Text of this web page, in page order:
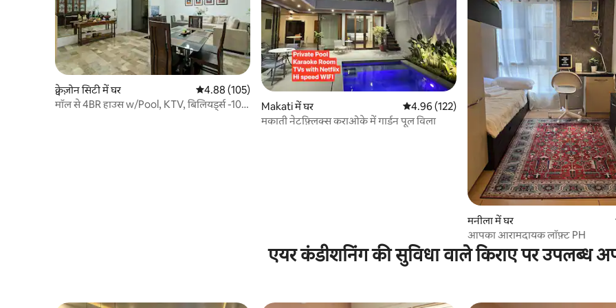
क्वेज़ोन सिटी में घर औसत रेटिंग 5 में से 4.88, 105 समीक्षाएँ
4.88 (105)
मॉल से 4BR हाउस w/Pool, KTV, बिलियर्ड्स -10
Makati में घर औसत रेटिंग 5 में से 4.96, 122 समीक्षाएँ
4.96 (122)
मकाती नेटफ़्लिक्स कराओके में गार्डन पूल विला
मनीला में घर
आपका आरामदायक लॉफ़्ट PH
एयर कंडीशनिंग की सुविधा वाले किराए पर उपलब्ध